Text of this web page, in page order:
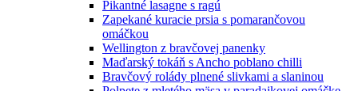
Pikantné lasagne s ragú
Zapekané kuracie prsia s pomarančovou
omáčkou
Wellington z bravčovej panenky
Maďarský tokáň s Ancho poblano chilli
Bravčový rolády plnené slivkami a slaninou